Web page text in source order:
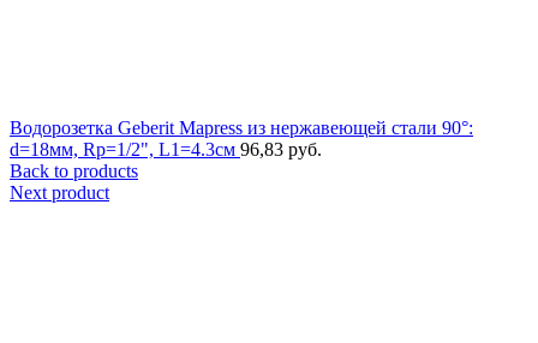
Водорозетка Geberit Mapress из нержавеющей стали 90°:
d=18мм, Rp=1/2", L1=4.3см 96,83 руб.
Back to products
Next product